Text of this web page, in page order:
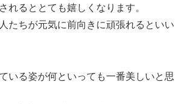
れるととても嬉しくなります。
たちが元気に前向きに頑張れるといい
いる姿が何といっても一番美しいと思